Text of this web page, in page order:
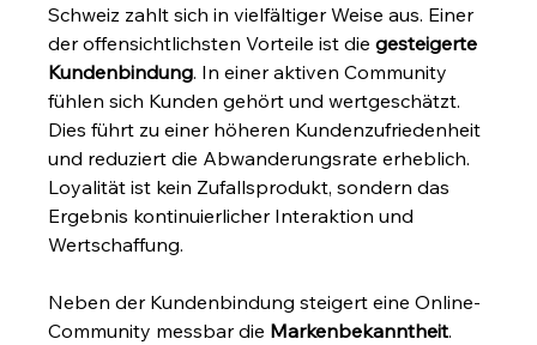
Schweiz zahlt sich in vielfältiger Weise aus. Einer
der offensichtlichsten Vorteile ist die gesteigerte
Kundenbindung. In einer aktiven Community
fühlen sich Kunden gehört und wertgeschätzt.
Dies führt zu einer höheren Kundenzufriedenheit
und reduziert die Abwanderungsrate erheblich.
Loyalität ist kein Zufallsprodukt, sondern das
Ergebnis kontinuierlicher Interaktion und
Wertschaffung.
Neben der Kundenbindung steigert eine Online-
Community messbar die Markenbekanntheit.